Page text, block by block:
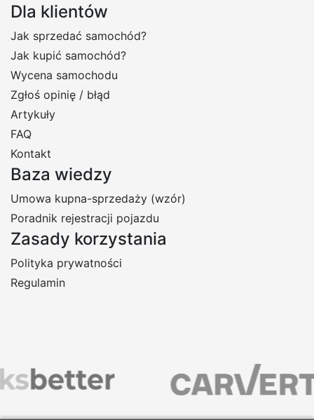
Dla klientów
Jak sprzedać samochód?
Jak kupić samochód?
Wycena samochodu
Zgłoś opinię / błąd
Artykuły
FAQ
Kontakt
Baza wiedzy
Umowa kupna-sprzedaży (wzór)
Poradnik rejestracji pojazdu
Zasady korzystania
Polityka prywatności
Regulamin